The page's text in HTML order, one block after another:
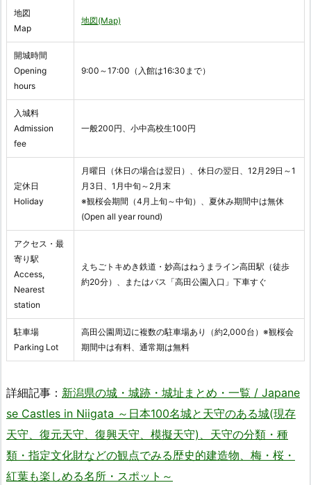
地図
Map
地図(Map)
開城時間
Opening
hours
9:00～17:00（入館は16:30まで）
入城料
Admission
fee
一般200円、小中高校生100円
定休日
Holiday
月曜日（休日の場合は翌日）、休日の翌日、12月29日～1
月3日、1月中旬～2月末
※観桜会期間（4月上旬～中旬）、夏休み期間中は無休
(Open all year round)
アクセス・最
寄り駅
Access,
Nearest
station
えちごトキめき鉄道・妙高はねうまライン高田駅（徒歩
約20分）、またはバス「高田公園入口」下車すぐ
駐車場
Parking Lot
高田公園周辺に複数の駐車場あり（約2,000台）※観桜会
期間中は有料、通常期は無料
詳細記事： 新潟県の城・城跡・城址まとめ・一覧 / Japane
se Castles in Niigata ～日本100名城と天守のある城(現存
天守、復元天守、復興天守、模擬天守)、天守の分類・種
類・指定文化財などの観点でみる歴史的建造物、梅・桜・
紅葉も楽しめる名所・スポット～